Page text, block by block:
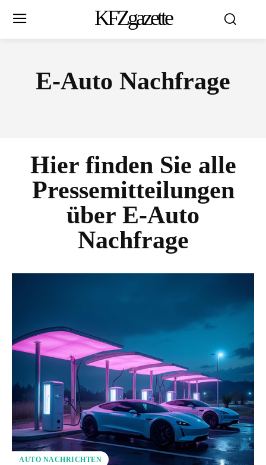
KFZgazette
E-Auto Nachfrage
Hier finden Sie alle
Pressemitteilungen
über E-Auto
Nachfrage
AUTO NACHRICHTEN